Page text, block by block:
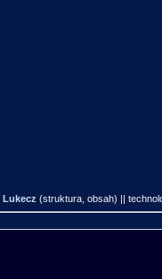
Lukecz (struktura, obsah) ||